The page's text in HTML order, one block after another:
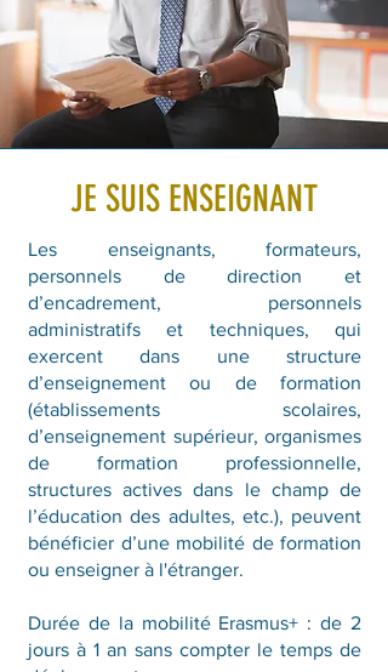
JE SUIS ENSEIGNANT
Les enseignants, formateurs,
personnels de direction et
d’encadrement, personnels
administratifs et techniques, qui
exercent dans une structure
d’enseignement ou de formation
(établissements scolaires,
d’enseignement supérieur, organismes
de formation professionnelle,
structures actives dans le champ de
l’éducation des adultes, etc.), peuvent
bénéficier d’une mobilité de formation
ou enseigner à l'étranger.
Durée de la mobilité Erasmus+ : de 2
jours à 1 an sans compter le temps de